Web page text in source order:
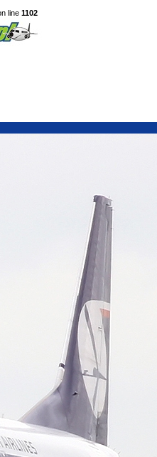
line 1102